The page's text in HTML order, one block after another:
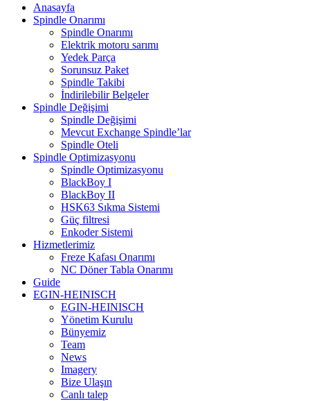
Anasayfa
Spindle Onarımı
Spindle Onarımı
Elektrik motoru sarımı
Yedek Parça
Sorunsuz Paket
Spindle Takibi
İndirilebilir Belgeler
Spindle Değişimi
Spindle Değişimi
Mevcut Exchange Spindle’lar
Spindle Oteli
Spindle Optimizasyonu
Spindle Optimizasyonu
BlackBoy I
BlackBoy II
HSK63 Sıkma Sistemi
Güç filtresi
Enkoder Sistemi
Hizmetlerimiz
Freze Kafası Onarımı
NC Döner Tabla Onarımı
Guide
EGIN-HEINISCH
EGIN-HEINISCH
Yönetim Kurulu
Bünyemiz
Team
News
Imagery
Bize Ulaşın
Canlı talep